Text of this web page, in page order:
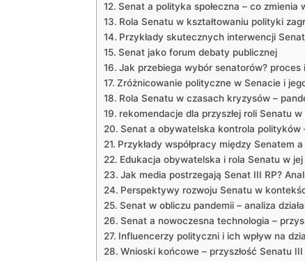
Senat a polityka społeczna – co
Rola Senatu w kształtowaniu polityki
Przykłady skutecznych interwencji
Senat jako forum debaty publicznej
Jak przebiega wybór senatorów? proces
Zróżnicowanie polityczne w Senacie i
Rola Senatu w czasach kryzysów –
rekomendacje dla przyszłej roli Senatu w
Senat a obywatelska kontrola polityków
Przykłady współpracy między Senatem a
Edukacja obywatelska i rola Senatu w
Jak media postrzegają Senat III RP?
Perspektywy rozwoju Senatu w
Senat w obliczu pandemii – analiza
Senat a nowoczesna technologia –
Influencerzy polityczni i ich wpływ na
Wnioski końcowe – przyszłość Senatu